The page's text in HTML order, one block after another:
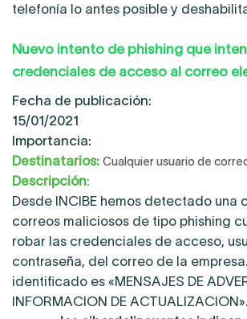
telefonía lo antes posible y
Nuevo intento de phishing que
credenciales de acceso al correo
Fecha de publicación:
15/01/2021
Importancia:
Destinatarios: Cualquier usuario de
Descripción:
Desde INCIBE hemos detectado una
correos maliciosos de tipo phishing
robar las credenciales de acceso,
contraseña, del correo de la
identificado es «MENSAJES DE
INFORMACION DE